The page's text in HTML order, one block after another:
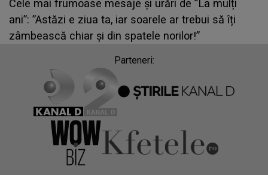
Cele mai frumoase mesaje și urări de ”La mulți
ani”: ”Astăzi e ziua ta, iar soarele ar trebui să îți
zâmbească chiar și din spatele norilor!”
Parteneri: